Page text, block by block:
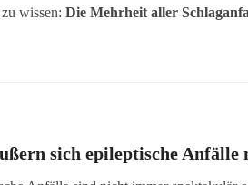
wissen: Die Mehrheit aller
sich epileptische Anfälle